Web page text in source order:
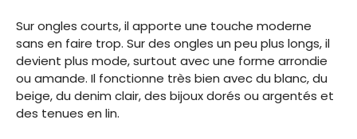
Sur ongles courts, il apporte une touche moderne
sans en faire trop. Sur des ongles un peu plus longs, il
devient plus mode, surtout avec une forme arrondie
ou amande. Il fonctionne très bien avec du blanc, du
beige, du denim clair, des bijoux dorés ou argentés et
des tenues en lin.